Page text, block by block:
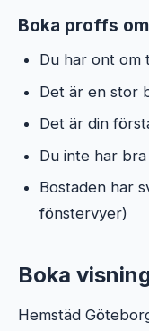
Boka proffs
Du har ont om
Det är en stor
Det är din
Du inte har
Bostaden har
fönstervyer)
Boka
Hemstäd